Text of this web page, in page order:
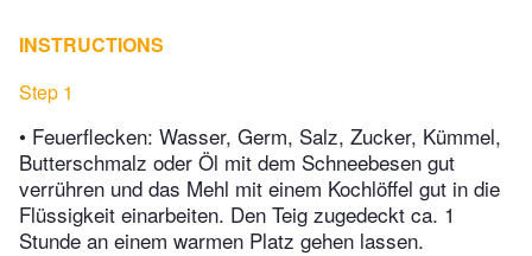
INSTRUCTIONS
Step 1
• Feuerflecken: Wasser, Germ, Salz, Zucker, Kümmel,
Butterschmalz oder Öl mit dem Schneebesen gut
verrühren und das Mehl mit einem Kochlöffel gut in die
Flüssigkeit einarbeiten. Den Teig zugedeckt ca. 1
Stunde an einem warmen Platz gehen lassen.